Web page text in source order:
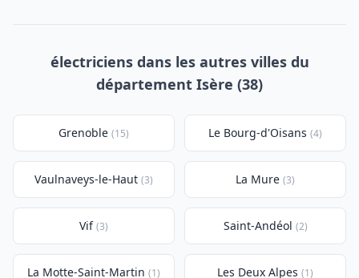
électriciens dans les autres villes du
département Isère (38)
Grenoble (15) Le Bourg-d'Oisans (4)
Vaulnaveys-le-Haut (3) La Mure (3)
Vif (3) Saint-Andéol (2)
La Motte-Saint-Martin (1) Les Deux Alpes (1)